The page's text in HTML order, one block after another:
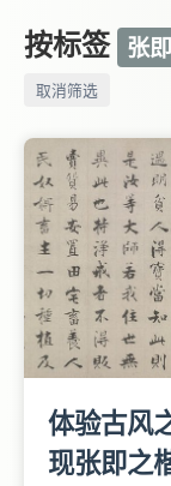
按标签 张
取消筛选
体验古风
现张即之